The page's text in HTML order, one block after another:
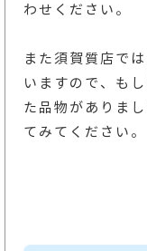
わせください。
また須賀質店で
いますので、も
た品物がありま
てみてください。